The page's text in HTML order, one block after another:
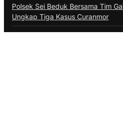
Polsek Sei Beduk Bersama Tim
Ungkap Tiga Kasus Curanmor